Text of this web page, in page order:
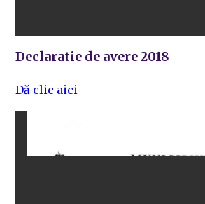
Declaratie de avere 2018
Dă clic aici